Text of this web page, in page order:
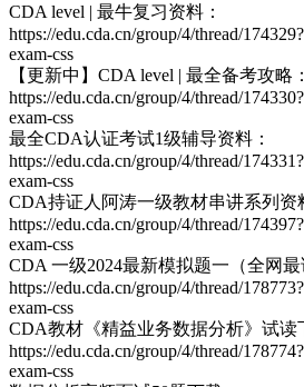
CDA level | 最牛复习资料：
https://edu.cda.cn/group/4/thread/
exam-css
【更新中】CDA level | 最全备考攻略：
https://edu.cda.cn/group/4/thread/
exam-css
最全CDA认证考试1级辅导资料：
https://edu.cda.cn/group/4/thread/
exam-css
CDA持证人阿涛一级教材串讲系列资
https://edu.cda.cn/group/4/thread/
exam-css
CDA 一级2024最新模拟题一（全网最
https://edu.cda.cn/group/4/thread/
exam-css
CDA教材《精益业务数据分析》试读
https://edu.cda.cn/group/4/thread/
exam-css